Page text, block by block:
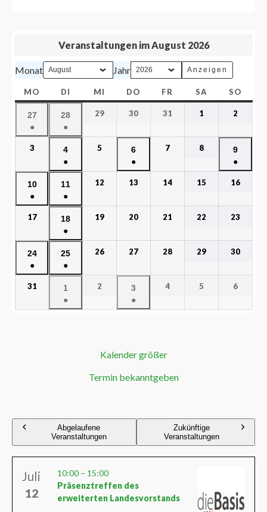
Veranstaltungen im August 2026
Monat Jahr
MO DI MI DO FR SA SO
27
●
28
●
29 30 31 1 2
3
4
●
5
6
●
7 8
9
●
10
●
11
●
12 13 14 15 16
17
18
●
19 20 21 22 23
24
●
25
●
26 27 28 29 30
31
1
●
2
3
●
4 5 6
Kalender größer
Termin bekanntgeben
Abgelaufene
Veranstaltungen
Zukünftige
Veranstaltungen
Juli
12
10:00 – 15:00
Präsenztreffen des
erweiterten Landesvorstands